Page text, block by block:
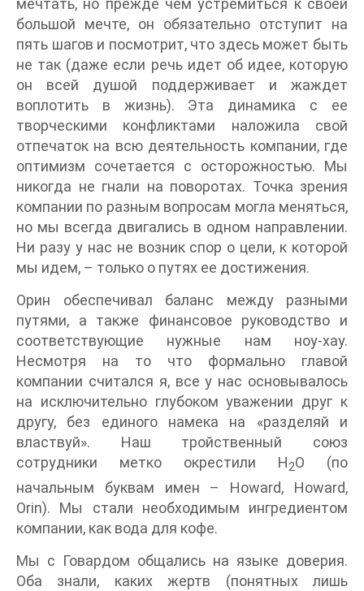
мечтать, но прежде чем устремиться к своей
большой мечте, он обязательно отступит на
пять шагов и посмотрит, что здесь может быть
не так (даже если речь идет об идее, которую
он всей душой поддерживает и жаждет
воплотить в жизнь). Эта динамика с ее
творческими конфликтами наложила свой
отпечаток на всю деятельность компании, где
оптимизм сочетается с осторожностью. Мы
никогда не гнали на поворотах. Точка зрения
компании по разным вопросам могла меняться,
но мы всегда двигались в одном направлении.
Ни разу у нас не возник спор о цели, к которой
мы идем, – только о путях ее достижения.
Орин обеспечивал баланс между разными
путями, а также финансовое руководство и
соответствующие нужные нам ноу-хау.
Несмотря на то что формально главой
компании считался я, все у нас основывалось
на исключительно глубоком уважении друг к
другу, без единого намека на «разделяй и
властвуй». Наш тройственный союз
сотрудники метко окрестили H2O (по
начальным буквам имен – Howard, Howard,
Orin). Мы стали необходимым ингредиентом
компании, как вода для кофе.
Мы с Говардом общались на языке доверия.
Оба знали, каких жертв (понятных лишь